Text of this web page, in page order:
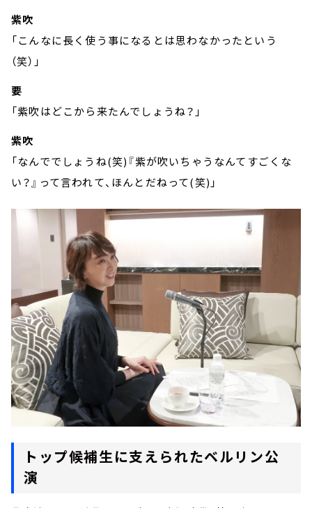
紫吹
「こんなに長く使う事になるとは思わなかったという
（笑）」
要
「紫吹はどこから来たんでしょうね？」
紫吹
「なんででしょうね(笑)『紫が吹いちゃうなんてすごくな
い？』って言われて、ほんとだねって(笑)」
トップ候補生に支えられたベルリン公
演